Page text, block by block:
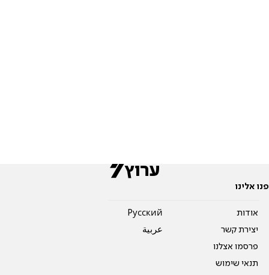
פנו אלינו
אודות
יצירת קשר
פרסמו אצלנו
תנאי שימוש
Pусский
عربية